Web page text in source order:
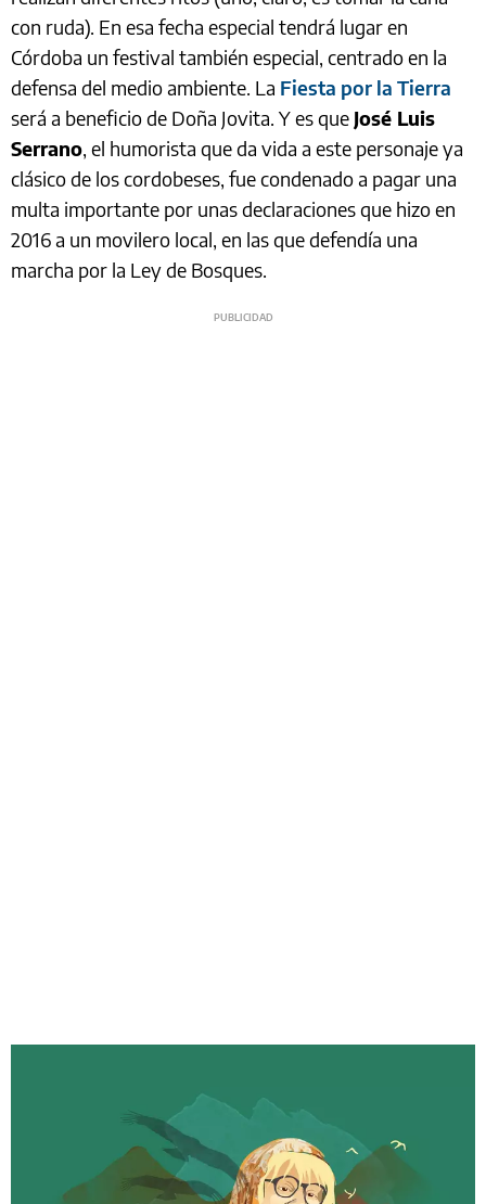
con ruda). En esa fecha especial tendrá lugar en
Córdoba un festival también especial, centrado en la
defensa del medio ambiente. La Fiesta por la Tierra
será a beneficio de Doña Jovita. Y es que José Luis
Serrano, el humorista que da vida a este personaje ya
clásico de los cordobeses, fue condenado a pagar una
multa importante por unas declaraciones que hizo en
2016 a un movilero local, en las que defendía una
marcha por la Ley de Bosques.